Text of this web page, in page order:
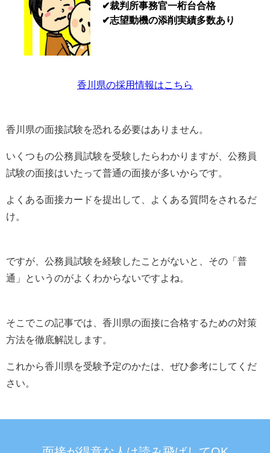
✔裁判所事務官一桁台合格
✔志望動機の添削実績多数あり
香川県の採用情報はこちら
香川県の面接試験を恐れる必要はありません。
いくつもの公務員試験を受験したらわかりますが、公務員
試験の面接はいたって普通の面接が多いからです。
よくある面接カードを提出して、よくある質問をされるだ
け。
ですが、公務員試験を経験したことがないと、その「普
通」というのがよくわからないですよね。
そこでこの記事では、香川県の面接に合格するための対策
方法を徹底解説します。
これから香川県を受験予定のかたは、ぜひ参考にしてくだ
さい。